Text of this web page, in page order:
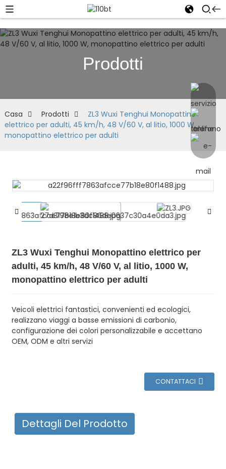
Prodotti
Casa Prodotti
ZL3 Wuxi Tenghui Monopattino
elettrico per adulti, 45 km/h, 48 V/60 V, al litio, 1000 W,
monopattino elettrico per adulti
ZL3 Wuxi Tenghui Monopattino elettrico per
adulti, 45 km/h, 48 V/60 V, al litio, 1000 W,
monopattino elettrico per adulti
Veicoli elettrici fantastici, convenienti ed ecologici,
realizzano viaggi a basse emissioni di carbonio,
configurazione dei colori personalizzabile e accettano
OEM, ODM e altri servizi
CONTATTACI
Dettagli Del Prodotto